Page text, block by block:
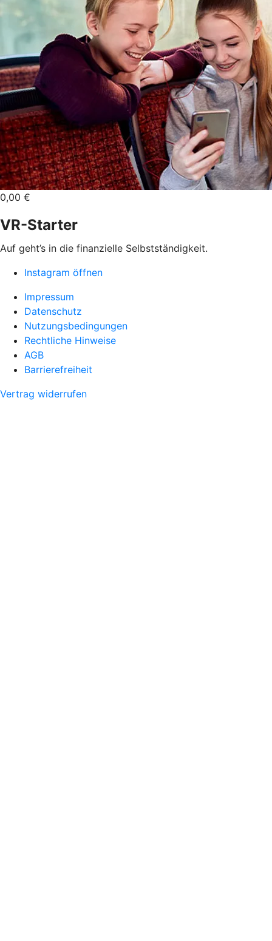
0,00 €
VR-Starter
Auf geht’s in die finanzielle Selbstständigkeit.
Instagram öffnen
Impressum
Datenschutz
Nutzungsbedingungen
Rechtliche Hinweise
AGB
Barrierefreiheit
Vertrag widerrufen